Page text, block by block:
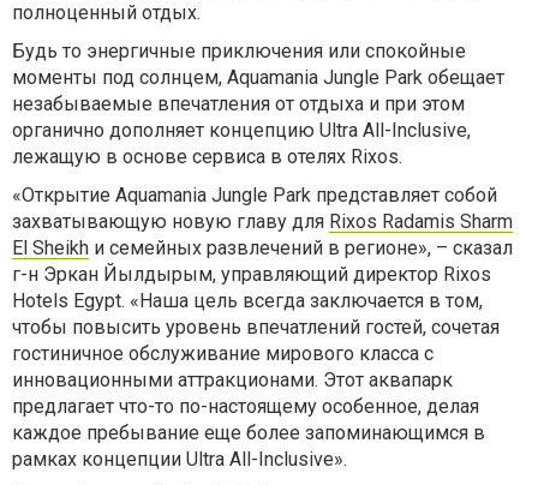
полноценный отдых.
Будь то энергичные приключения или спокойные
моменты под солнцем, Aquamania Jungle Park обещает
незабываемые впечатления от отдыха и при этом
органично дополняет концепцию Ultra All-Inclusive,
лежащую в основе сервиса в отелях Rixos.
«Открытие Aquamania Jungle Park представляет собой
захватывающую новую главу для Rixos Radamis Sharm
El Sheikh и семейных развлечений в регионе», – сказал
г-н Эркан Йылдырым, управляющий директор Rixos
Hotels Egypt. «Наша цель всегда заключается в том,
чтобы повысить уровень впечатлений гостей, сочетая
гостиничное обслуживание мирового класса с
инновационными аттракционами. Этот аквапарк
предлагает что-то по-настоящему особенное, делая
каждое пребывание еще более запоминающимся в
рамках концепции Ultra All-Inclusive».